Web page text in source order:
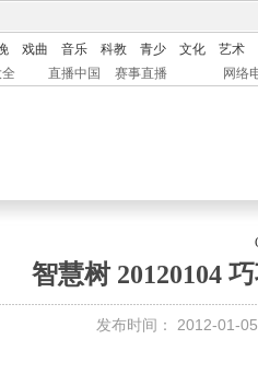
戏曲 音乐 科教 青少 文化
艺术
直播中国 赛事直播 网络
智慧树 20120104
发布时间： 2012-01-